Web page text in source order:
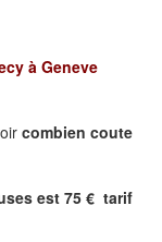
à Geneve
combien coute
est 75 € tarif